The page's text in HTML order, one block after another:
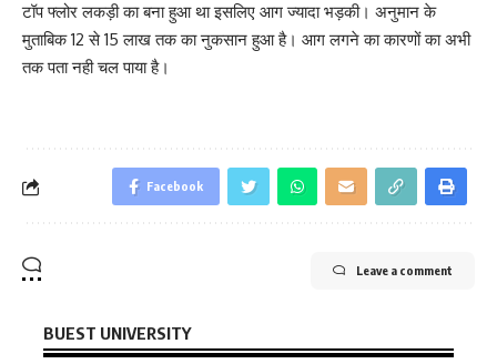
टॉप फ्लोर लकड़ी का बना हुआ था इसलिए आग ज्यादा भड़की। अनुमान के
मुताबिक 12 से 15 लाख तक का नुकसान हुआ है। आग लगने का कारणों का अभी
तक पता नही चल पाया है।
Facebook
Leave a comment
BUEST UNIVERSITY